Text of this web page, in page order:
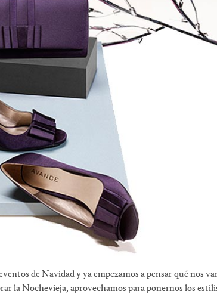
de Navidad y ya empezamos a pensar qué nos
la Nochevieja, aprovechamos para ponernos los